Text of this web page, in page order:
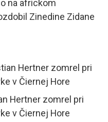
na africkom
Zinedine Zidane
Hertner zomrel pri
v Čiernej Hore